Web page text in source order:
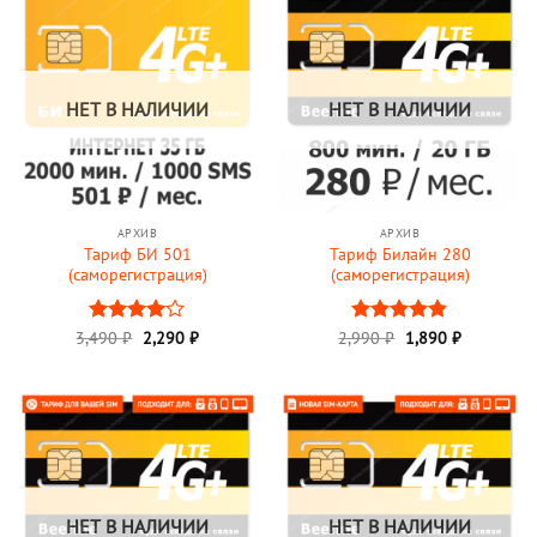
НЕТ В НАЛИЧИИ
АРХИВ
Тариф БИ 501
(саморегистрация)
Оценка
3,490₽ Первоначальная
цена
2,290 ₽Текущая
НЕТ В НАЛИЧИИ
АРХИВ
Тариф Билайн 280
(саморегистрация)
Оценка
2,990₽ Первоначальная
цена
1,890 ₽Текущая
НЕТ В НАЛИЧИИ НЕТ В НАЛИЧИИ